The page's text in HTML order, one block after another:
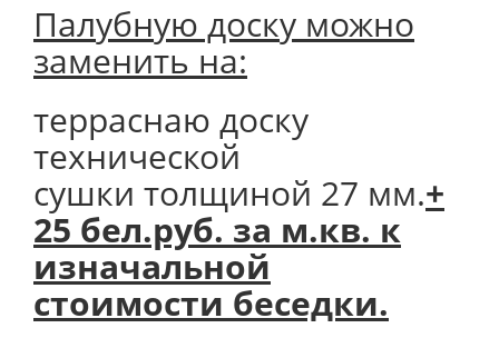
Палубную доску можно
заменить на:
терраснаю доску
технической
сушки толщиной 27 мм.+
25 бел.руб. за м.кв. к
изначальной
стоимости беседки.